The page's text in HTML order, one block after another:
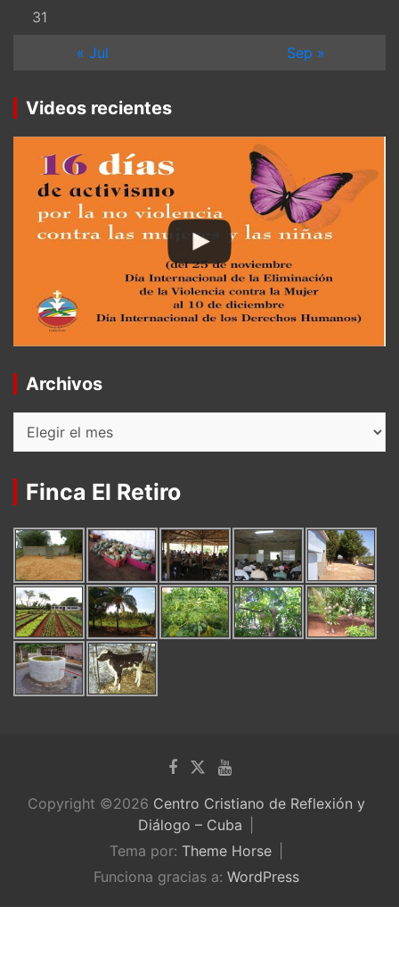
31
« Jul
Sep »
Videos recientes
Archivos
Archivos
Finca El Retiro
Copyright ©2026 Centro Cristiano de Reflexión y
Diálogo – Cuba
Tema por: Theme Horse
Funciona gracias a: WordPress